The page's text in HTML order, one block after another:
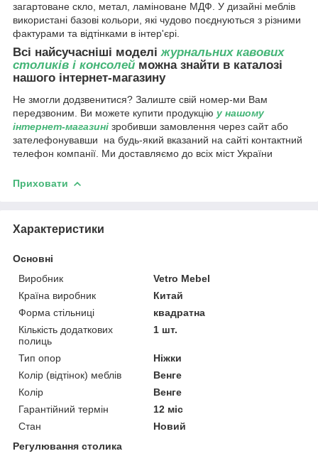
загартоване скло, метал, ламіноване МДФ. У дизайні меблів
використані базові кольори, які чудово поєднуються з різними
фактурами та відтінками в інтер'єрі.
Всі найсучасніші моделіжурнальних кавових
столиків і консолей можна знайти в каталозі
нашого інтернет-магазину
Не змогли додзвенитися? Залиште свій номер-ми Вам
передзвоним. Ви можете купити продукцію у нашому
інтернет-магазині зробивши замовлення через сайт або
зателефонувавши на будь-який вказаний на сайті контактний
телефон компанії. Ми доставляємо до всіх міст України
Приховати
Характеристики
Основні
Виробник
Vetro Mebel
Країна виробник
Китай
Форма стільниці
квадратна
Кількість додаткових
полиць
1 шт.
Тип опор
Ніжки
Колір (відтінок) меблів
Венге
Колір
Венге
Гарантійний термін
12 міс
Стан
Новий
Регулювання столика